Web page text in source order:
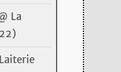
La